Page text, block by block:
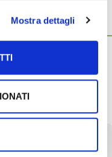
Mostra dettagli
4.0
al valore record di
[…]